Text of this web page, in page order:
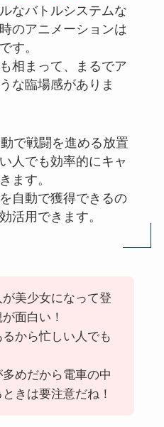
なバトルシステムな
のアニメーションは
す。
相まって、まるでア
な臨場感がありま
で戦闘を進める放置
人でも効率的にキャ
ます。
自動で獲得できるの
活用できます。
美少女になって登
面白い！
から忙しい人でも
めだから電車の中
きは要注意だね！